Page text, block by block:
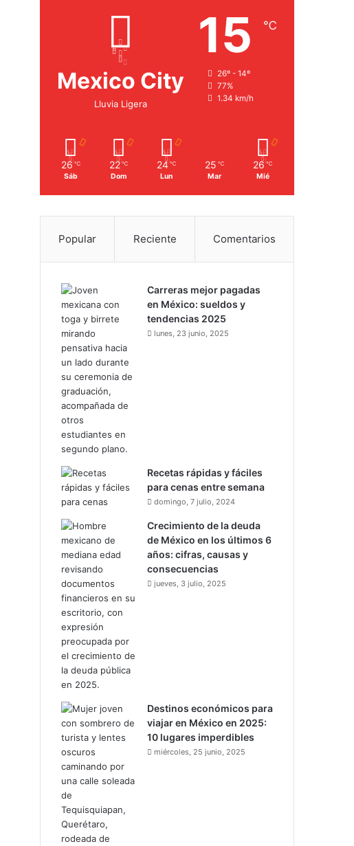
Mexico City
Lluvia Ligera
15 ℃
26º - 14º
77%
1.34 km/h
26 ℃
Sáb
22 ℃
Dom
24 ℃
Lun
25 ℃
Mar
26 ℃
Mié
Popular Reciente Comentarios
Carreras mejor pagadas
en México: sueldos y
tendencias 2025
lunes, 23 junio, 2025
Recetas rápidas y fáciles
para cenas entre semana
domingo, 7 julio, 2024
Crecimiento de la deuda
de México en los últimos 6
años: cifras, causas y
consecuencias
jueves, 3 julio, 2025
Destinos económicos para
viajar en México en 2025:
10 lugares imperdibles
miércoles, 25 junio, 2025